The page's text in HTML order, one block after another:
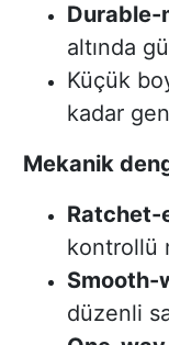
Durable-
altında
Küçük
kadar
Mekanik
Ratchet-
kontrollü
Smooth-
düzenli